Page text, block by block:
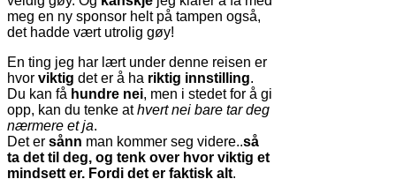
meg en ny sponsor helt på tampen også,
det hadde vært utrolig gøy!
En ting jeg har lært under denne reisen er
hvor viktig det er å ha riktig innstilling.
Du kan få hundre nei, men i stedet for å gi
opp, kan du tenke athvert nei bare tar deg
nærmere et ja.
Det er sånn man kommer seg videre..så
ta det til deg, og tenk over hvor viktig et
mindsett er. Fordi det er faktisk alt.